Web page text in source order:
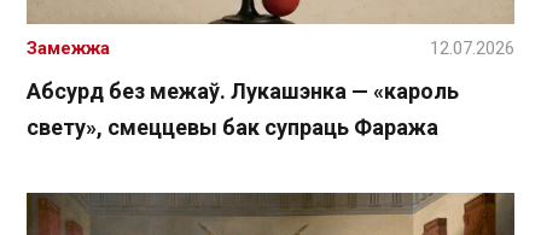
Абсурд без межаў. Лукашэнка — «кароль
свету», смеццевы бак супраць Фаража
Замежжа 12.07.2026